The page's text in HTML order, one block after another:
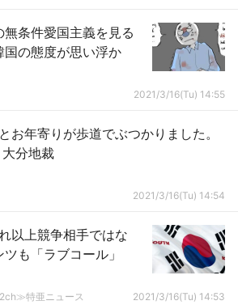
条件愛国主義を見る
国の態度が思い浮か
2021/3/16(Tu) 14:55
お年寄りが歩道でぶつかりました。
分地裁
2021/3/16(Tu) 14:54
以上競争相手ではな
も「ラブコール」
特亜ニュース 2021/3/16(Tu) 14:53